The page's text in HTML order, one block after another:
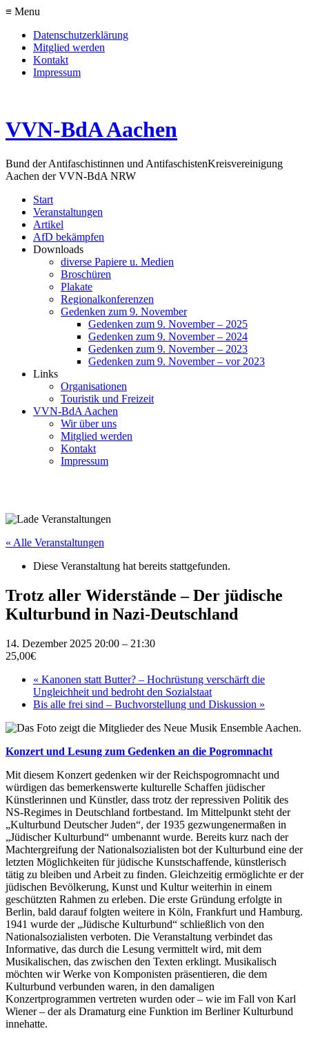
≡ Menu
Datenschutzerklärung
Mitglied werden
Kontakt
Impressum
VVN-BdA Aachen
Bund der Antifaschistinnen und AntifaschistenKreisvereinigung
Aachen der VVN-BdA NRW
Start
Veranstaltungen
Artikel
AfD bekämpfen
Downloads
diverse Papiere u. Medien
Broschüren
Plakate
Regionalkonferenzen
Gedenken zum 9. November
Gedenken zum 9. November – 2025
Gedenken zum 9. November – 2024
Gedenken zum 9. November – 2023
Gedenken zum 9. November – vor 2023
Links
Organisationen
Touristik und Freizeit
VVN-BdA Aachen
Wir über uns
Mitglied werden
Kontakt
Impressum
« Alle Veranstaltungen
Diese Veranstaltung hat bereits stattgefunden.
Trotz aller Widerstände – Der jüdische
Kulturbund in Nazi-Deutschland
14. Dezember 2025 20:00 – 21:30
25,00€
« Kanonen statt Butter? – Hochrüstung verschärft die
Ungleichheit und bedroht den Sozialstaat
Bis alle frei sind – Buchvorstellung und Diskussion »
Konzert und Lesung zum Gedenken an die Pogromnacht
Mit diesem Konzert gedenken wir der Reichspogromnacht und
würdigen das bemerkenswerte kulturelle Schaffen jüdischer
Künstlerinnen und Künstler, dass trotz der repressiven Politik des
NS-Regimes in Deutschland fortbestand. Im Mittelpunkt steht der
„Kulturbund Deutscher Juden“, der 1935 gezwungenermaßen in
„Jüdischer Kulturbund“ umbenannt wurde. Bereits kurz nach der
Machtergreifung der Nationalsozialisten bot der Kulturbund eine der
letzten Möglichkeiten für jüdische Kunstschaffende, künstlerisch
tätig zu bleiben und Arbeit zu finden. Gleichzeitig ermöglichte er der
jüdischen Bevölkerung, Kunst und Kultur weiterhin in einem
geschützten Rahmen zu erleben. Die erste Gründung erfolgte in
Berlin, bald darauf folgten weitere in Köln, Frankfurt und Hamburg.
1941 wurde der „Jüdische Kulturbund“ schließlich von den
Nationalsozialisten verboten. Die Veranstaltung verbindet das
Informative, das durch die Lesung vermittelt wird, mit dem
Musikalischen, das zwischen den Texten erklingt. Musikalisch
möchten wir Werke von Komponisten präsentieren, die dem
Kulturbund verbunden waren, in den damaligen
Konzertprogrammen vertreten wurden oder – wie im Fall von Karl
Wiener – der als Dramaturg eine Funktion im Berliner Kulturbund
innehatte.